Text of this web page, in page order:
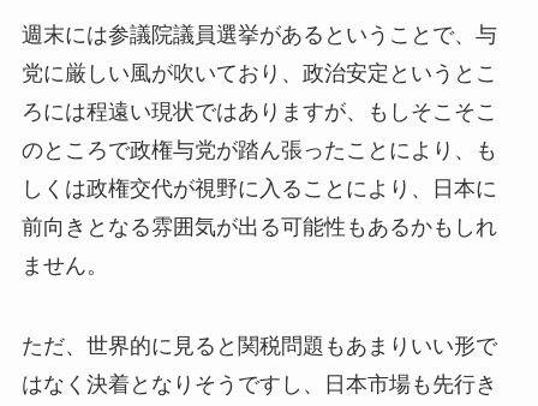
週末には参議院議員選挙があるということで、与
党に厳しい風が吹いており、政治安定というとこ
ろには程遠い現状ではありますが、もしそこそこ
のところで政権与党が踏ん張ったことにより、も
しくは政権交代が視野に入ることにより、日本に
前向きとなる雰囲気が出る可能性もあるかもしれ
ません。
ただ、世界的に見ると関税問題もあまりいい形で
はなく決着となりそうですし、日本市場も先行き